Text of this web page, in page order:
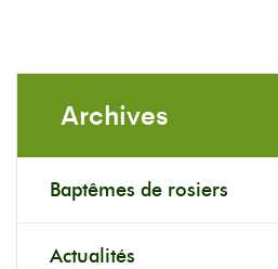
Archives
Baptêmes de rosiers
Actualités